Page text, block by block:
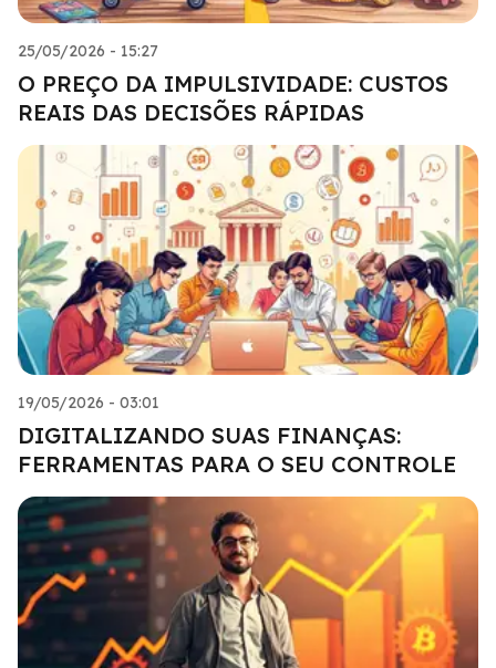
25/05/2026 - 15:27
O PREÇO DA IMPULSIVIDADE: CUSTOS
REAIS DAS DECISÕES RÁPIDAS
19/05/2026 - 03:01
DIGITALIZANDO SUAS FINANÇAS:
FERRAMENTAS PARA O SEU CONTROLE